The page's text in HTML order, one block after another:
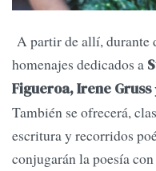
A partir de allí, durante
homenajes dedicados a
Figueroa, Irene Gruss
También se ofrecerá,
escritura y recorridos
conjugarán la poesía